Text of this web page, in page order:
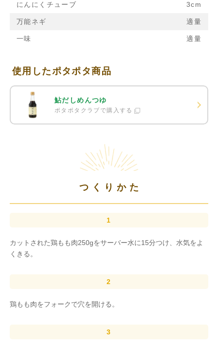
にんにくチューブ 3cm
万能ネギ 適量
一味 適量
使用したポタポタ商品
鮎だしめんつゆ
ポタポタクラブで購入する
つくりかた
カットされた鶏もも肉250gをサーバー水に15分つけ、水気をよ
くきる。
鶏もも肉をフォークで穴を開ける。